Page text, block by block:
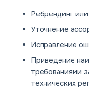
Ребрендинг
Уточнение
Исправление
Приведение
требованиями
технических